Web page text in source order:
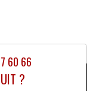
60 66
?